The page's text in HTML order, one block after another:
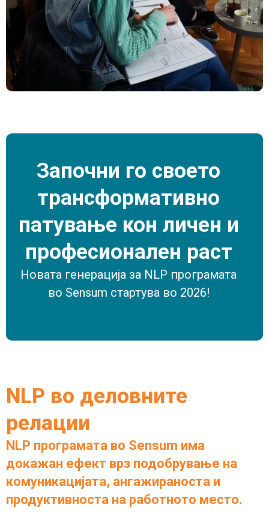
Започни го своето
трансформативно
патување кон личен и
професионален раст
Новата генерација за NLP програмата
во Sensum стартува во 2026!
NLP во деловните
релации
NLP програмата во Sensum има
докажан ефект врз подобрување на
комуникацијата, ангажираноста и
продуктивноста на работното место.